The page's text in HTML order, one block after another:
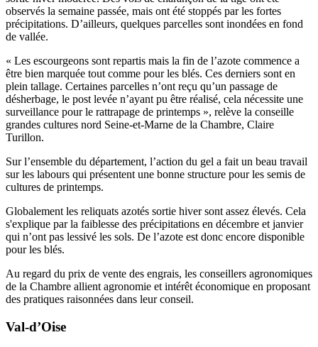
observés la semaine passée, mais ont été stoppés par les fortes
précipitations. D’ailleurs, quelques parcelles sont inondées en fond
de vallée.
« Les escourgeons sont repartis mais la fin de l’azote commence a
être bien marquée tout comme pour les blés. Ces derniers sont en
plein tallage. Certaines parcelles n’ont reçu qu’un passage de
désherbage, le post levée n’ayant pu être réalisé, cela nécessite une
surveillance pour le rattrapage de printemps », relève la conseille
grandes cultures nord Seine-et-Marne de la Chambre, Claire
Turillon.
Sur l’ensemble du département, l’action du gel a fait un beau travail
sur les labours qui présentent une bonne structure pour les semis de
cultures de printemps.
Globalement les reliquats azotés sortie hiver sont assez élevés. Cela
s'explique par la faiblesse des précipitations en décembre et janvier
qui n’ont pas lessivé les sols. De l’azote est donc encore disponible
pour les blés.
Au regard du prix de vente des engrais, les conseillers agronomiques
de la Chambre allient agronomie et intérêt économique en proposant
des pratiques raisonnées dans leur conseil.
Val-d’Oise